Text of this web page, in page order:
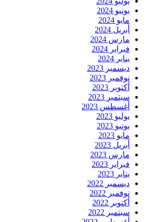
يونيو 2024
مايو 2024
أبريل 2024
مارس 2024
فبراير 2024
يناير 2024
ديسمبر 2023
نوفمبر 2023
أكتوبر 2023
سبتمبر 2023
أغسطس 2023
يوليو 2023
يونيو 2023
مايو 2023
أبريل 2023
مارس 2023
فبراير 2023
يناير 2023
ديسمبر 2022
نوفمبر 2022
أكتوبر 2022
سبتمبر 2022